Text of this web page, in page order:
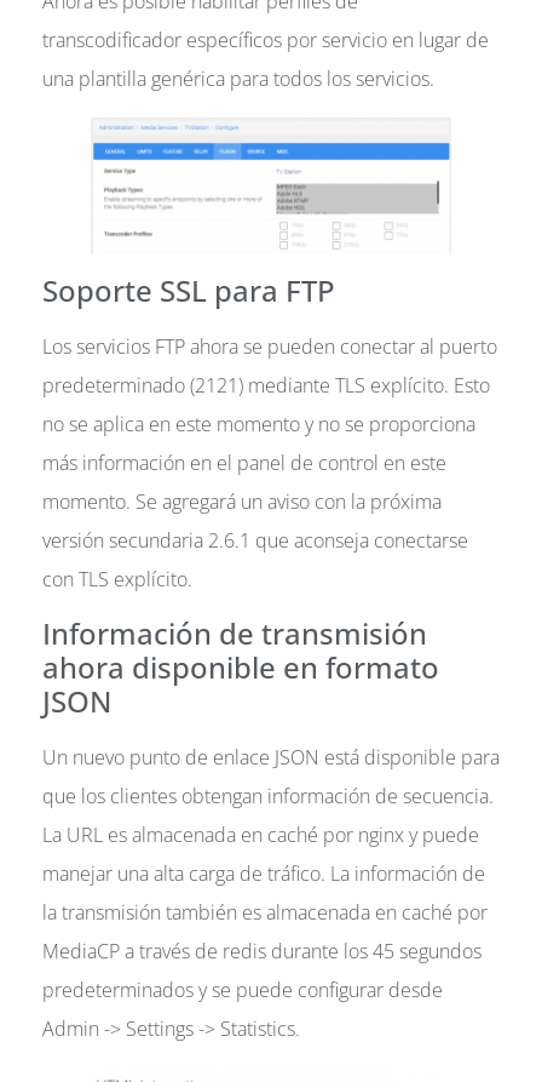
transcodificador específicos por servicio en lugar de
una plantilla genérica para todos los servicios.
Soporte SSL para FTP
Los servicios FTP ahora se pueden conectar al puerto
predeterminado (2121) mediante TLS explícito. Esto
no se aplica en este momento y no se proporciona
más información en el panel de control en este
momento. Se agregará un aviso con la próxima
versión secundaria 2.6.1 que aconseja conectarse
con TLS explícito.
Información de transmisión
ahora disponible en formato
JSON
Un nuevo punto de enlace JSON está disponible para
que los clientes obtengan información de secuencia.
La URL es almacenada en caché por nginx y puede
manejar una alta carga de tráfico. La información de
la transmisión también es almacenada en caché por
MediaCP a través de redis durante los 45 segundos
predeterminados y se puede configurar desde
Admin -> Settings -> Statistics.